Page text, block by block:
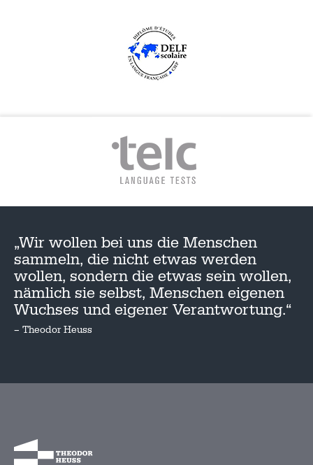
„Wir wollen bei uns die Menschen
sammeln, die nicht etwas werden
wollen, sondern die etwas sein wollen,
nämlich sie selbst, Menschen eigenen
Wuchses und eigener Verantwortung.“
– Theodor Heuss